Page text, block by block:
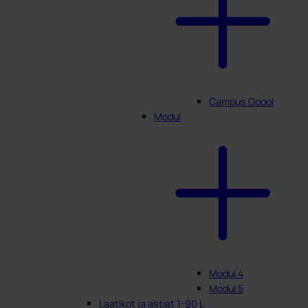
Campus Goool
Modul
Modul 4
Modul 5
Laatikot ja astiat 1-90 L